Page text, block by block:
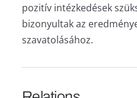
pozitív intézkedések
bizonyultak az
szavatolásához.